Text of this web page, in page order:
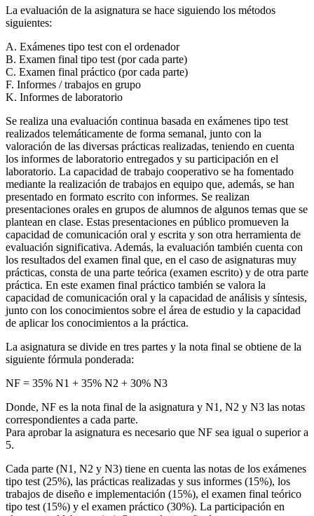
La evaluación de la asignatura se hace siguiendo los métodos
siguientes:
A. Exámenes tipo test con el ordenador
B. Examen final tipo test (por cada parte)
C. Examen final práctico (por cada parte)
F. Informes / trabajos en grupo
K. Informes de laboratorio
Se realiza una evaluación continua basada en exámenes tipo test
realizados telemáticamente de forma semanal, junto con la
valoración de las diversas prácticas realizadas, teniendo en cuenta
los informes de laboratorio entregados y su participación en el
laboratorio. La capacidad de trabajo cooperativo se ha fomentado
mediante la realización de trabajos en equipo que, además, se han
presentado en formato escrito con informes. Se realizan
presentaciones orales en grupos de alumnos de algunos temas que se
plantean en clase. Estas presentaciones en público promueven la
capacidad de comunicación oral y escrita y son otra herramienta de
evaluación significativa. Además, la evaluación también cuenta con
los resultados del examen final que, en el caso de asignaturas muy
prácticas, consta de una parte teórica (examen escrito) y de otra parte
práctica. En este examen final práctico también se valora la
capacidad de comunicación oral y la capacidad de análisis y síntesis,
junto con los conocimientos sobre el área de estudio y la capacidad
de aplicar los conocimientos a la práctica.
La asignatura se divide en tres partes y la nota final se obtiene de la
siguiente fórmula ponderada:
NF = 35% N1 + 35% N2 + 30% N3
Donde, NF es la nota final de la asignatura y N1, N2 y N3 las notas
correspondientes a cada parte.
Para aprobar la asignatura es necesario que NF sea igual o superior a
5.
Cada parte (N1, N2 y N3) tiene en cuenta las notas de los exámenes
tipo test (25%), las prácticas realizadas y sus informes (15%), los
trabajos de diseño e implementación (15%), el examen final teórico
tipo test (15%) y el examen práctico (30%). La participación en